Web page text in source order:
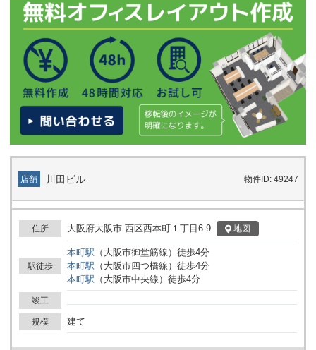
です。 交通アクセス面も申し分ありません。ビルは肥後橋駅の他、
渡辺橋駅や淀屋橋駅からも容易にアクセスでき、複数の路線を利用
することが可能です。これにより従業員やクライアントも来訪しや
すく、ネットワークの強化が期待できます。 このように、肥後橋ユ
ニオンビルは立地の良さ、大規模なフロア設計、高級感溢れるエン
トランス、そして豊富な周辺施設が揃っており、起業やオフィス拡
張を検討されている企業様にとって、大変有望な物件です。ぜひこ
の機会に、ビジネスの新たなステージへと飛躍する拠点としてご検
討ください。さらに詳細な情報や内覧をご希望の際は、お気軽にお
問い合わせください。
店舗 川田ビル 物件ID: 49247
住所 大阪府大阪市 西区西本町１丁目6-9 地図
駅徒歩
本町駅 （ 大阪市御堂筋線 ） 徒歩4分
本町駅 （ 大阪市四つ橋線 ） 徒歩4分
本町駅 （ 大阪市中央線 ） 徒歩4分
竣工
規模 建て